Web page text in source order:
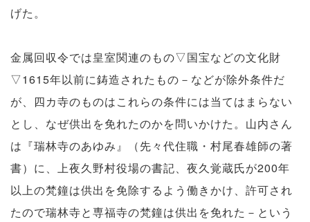
げた。
金属回収令では皇室関連のもの▽国宝などの文化財
▽1615年以前に鋳造されたもの－などが除外条件だ
が、四カ寺のものはこれらの条件には当てはまらない
とし、なぜ供出を免れたのかを問いかけた。山内さん
は『瑞林寺のあゆみ』（先々代住職・村尾春雄師の著
書）に、上夜久野村役場の書記、夜久覚蔵氏が200年
以上の梵鐘は供出を免除するよう働きかけ、許可され
たので瑞林寺と専福寺の梵鐘は供出を免れた－という